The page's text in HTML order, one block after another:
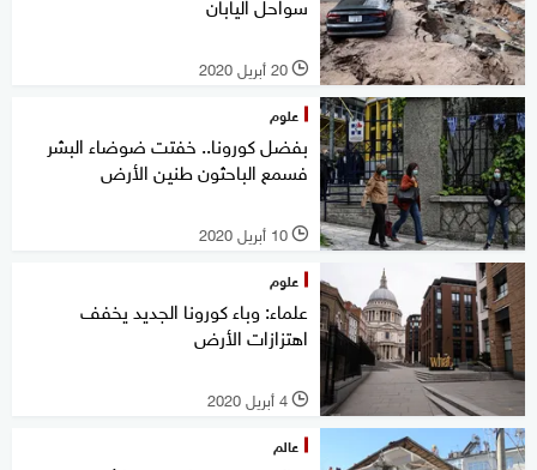
l 20 أبريل 2020
علوم
بفضل كورونا.. خفتت ضوضاء البشر
فسمع الباحثون طنين الأرض
l 10 أبريل 2020
علوم
علماء: وباء كورونا الجديد يخفف
اهتزازات الأرض
l 4 أبريل 2020
عالم